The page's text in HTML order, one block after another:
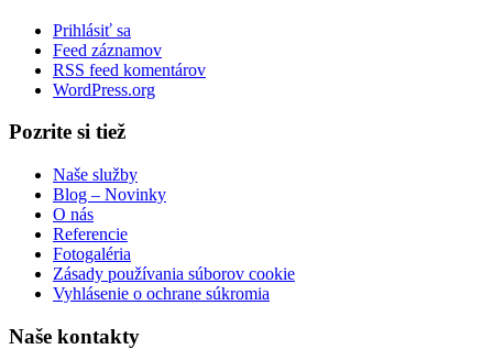
Prihlásiť sa
Feed záznamov
RSS feed komentárov
WordPress.org
Pozrite si tiež
Naše služby
Blog – Novinky
O nás
Referencie
Fotogaléria
Zásady používania súborov cookie
Vyhlásenie o ochrane súkromia
Naše kontakty